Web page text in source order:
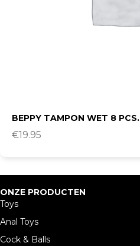
BEPPY TAMPON WET 8 PCS.
€19.95
ONZE PRODUCTEN
Toys
Anal Toys
Cock & Balls